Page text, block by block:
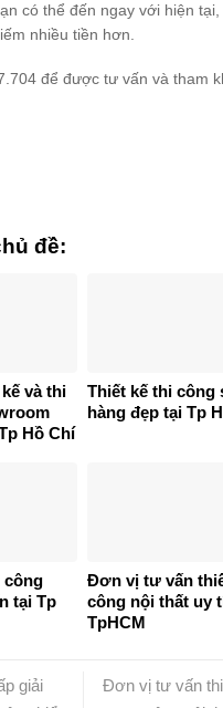
có thể đến ngay với hiện tại,
nhiều tiền hơn.
để được tư vấn và tham
đề:
và thi
Hồ Chí
Thiết kế thi công
hàng đẹp tại Tp
công
tại Tp
Đơn vị tư vấn
công nội thất uy
TpHCM
giải
Đơn vị tư vấn